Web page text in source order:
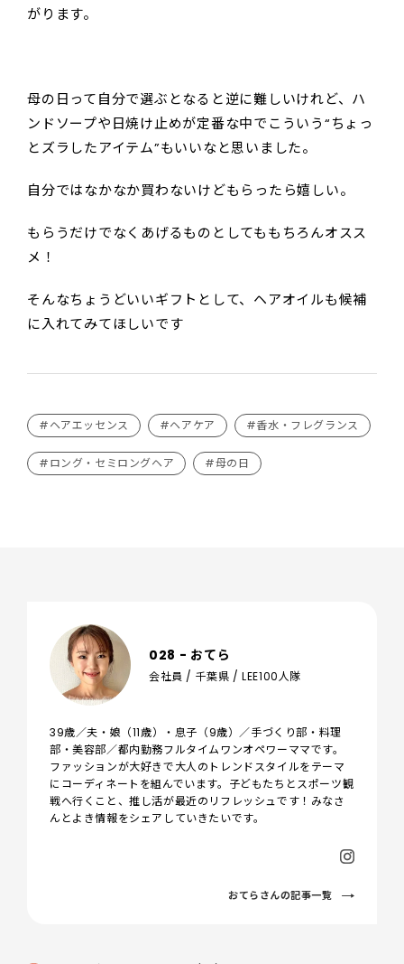
がります。
母の日って自分で選ぶとなると逆に難しいけれど、ハ
ンドソープや日焼け止めが定番な中でこういう“ちょっ
とズラしたアイテム”もいいなと思いました。
自分ではなかなか買わないけどもらったら嬉しい。
もらうだけでなくあげるものとしてももちろんオスス
メ！
そんなちょうどいいギフトとして、ヘアオイルも候補
に入れてみてほしいです
#ヘアエッセンス #ヘアケア #香水・フレグランス
#ロング・セミロングヘア #母の日
028 - おてら
会社員 / 千葉県 / LEE100人隊
39歳／夫・娘（11歳）・息子（9歳）／手づくり部・料理
部・美容部／都内勤務フルタイムワンオペワーママです。
ファッションが大好きで大人のトレンドスタイルをテーマ
にコーディネートを組んでいます。子どもたちとスポーツ観
戦へ行くこと、推し活が最近のリフレッシュです！みなさ
んとよき情報をシェアしていきたいです。
おてらさんの記事一覧